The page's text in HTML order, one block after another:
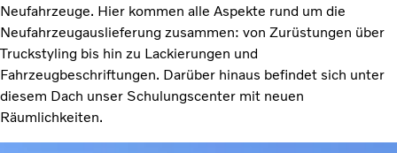
Neufahrzeuge. Hier kommen alle Aspekte rund um die
Neufahrzeugauslieferung zusammen: von Zurüstungen über
Truckstyling bis hin zu Lackierungen und
Fahrzeugbeschriftungen. Darüber hinaus befindet sich unter
diesem Dach unser Schulungscenter mit neuen
Räumlichkeiten.